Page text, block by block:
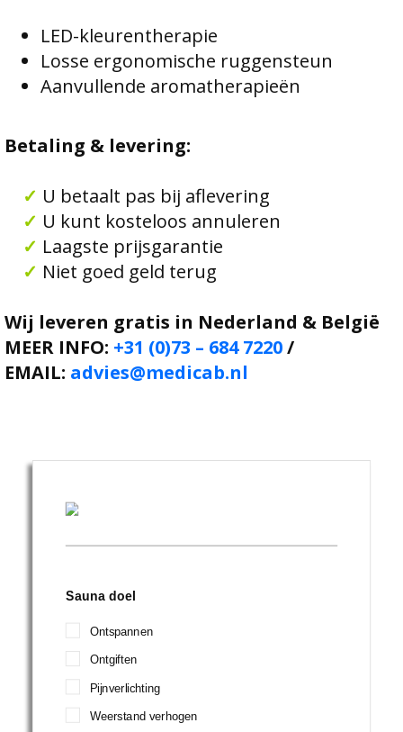
LED-kleurentherapie
Losse ergonomische ruggensteun
Aanvullende aromatherapieën
Betaling & levering:
✓ U betaalt pas bij aflevering
✓ U kunt kosteloos annuleren
✓ Laagste prijsgarantie
✓ Niet goed geld terug
Wij leveren gratis in Nederland & België
MEER INFO: +31 (0)73 – 684 7220/
EMAIL: advies@medicab.nl
Sauna doel
Ontspannen
Ontgiften
Pijnverlichting
Weerstand verhogen